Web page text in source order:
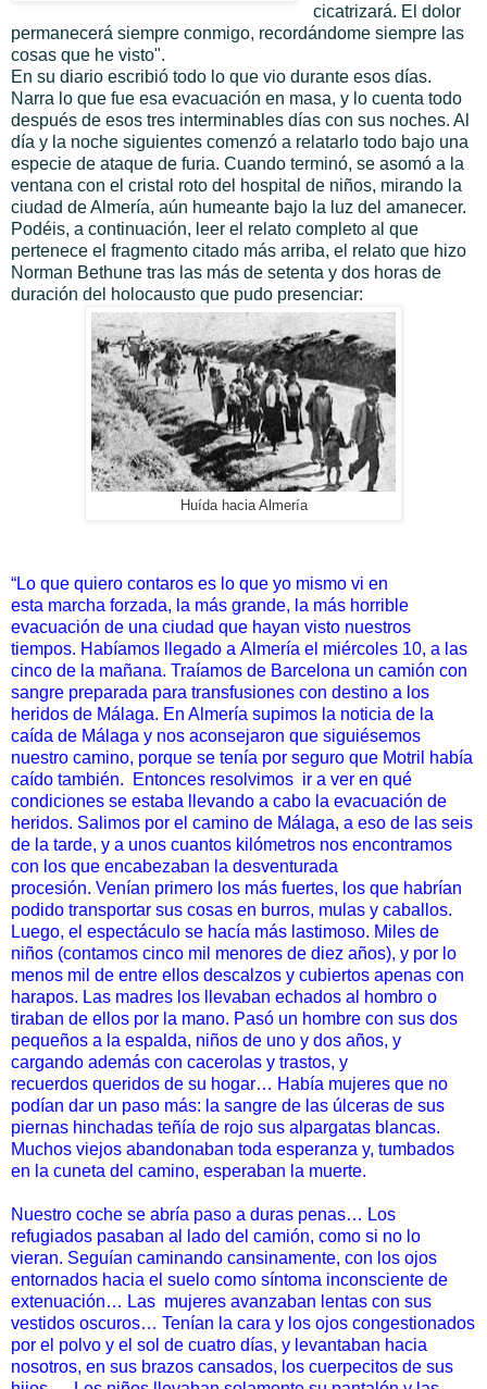
cicatrizará. El dolor
permanecerá siempre conmigo, recordándome siempre las
cosas que he visto".
En su diario escribió todo lo que vio durante esos días.
Narra lo que fue esa evacuación en masa, y lo cuenta todo
después de esos tres interminables días con sus noches. Al
día y la noche siguientes comenzó a relatarlo todo bajo una
especie de ataque de furia. Cuando terminó, se asomó a la
ventana con el cristal roto del hospital de niños, mirando la
ciudad de Almería, aún humeante bajo la luz del amanecer.
Podéis, a continuación, leer el relato completo al que
pertenece el fragmento citado más arriba, el relato que hizo
Norman Bethune tras las más de setenta y dos horas de
duración del holocausto que pudo presenciar:
Huída hacia Almería
“Lo que quiero contaros es lo que yo mismo vi en
esta marcha forzada, la más grande, la más horrible
evacuación de una ciudad que hayan visto nuestros
tiempos. Habíamos llegado a Almería el miércoles 10, a las
cinco de la mañana. Traíamos de Barcelona un camión con
sangre preparada para transfusiones con destino a los
heridos de Málaga. En Almería supimos la noticia de la
caída de Málaga y nos aconsejaron que siguiésemos
nuestro camino, porque se tenía por seguro que Motril había
caído también. Entonces resolvimos ir a ver en qué
condiciones se estaba llevando a cabo la evacuación de
heridos. Salimos por el camino de Málaga, a eso de las seis
de la tarde, y a unos cuantos kilómetros nos encontramos
con los que encabezaban la desventurada
procesión. Venían primero los más fuertes, los que habrían
podido transportar sus cosas en burros, mulas y caballos.
Luego, el espectáculo se hacía más lastimoso. Miles de
niños (contamos cinco mil menores de diez años), y por lo
menos mil de entre ellos descalzos y cubiertos apenas con
harapos. Las madres los
llevaban echados al hombro o
tiraban de ellos por la mano. Pasó un hombre con sus dos
pequeños a la espalda, niños de uno y dos años, y
cargando además con cacerolas y trastos, y
recuerdos queridos de su hogar… Había mujeres que no
podían dar un paso más: la sangre de las úlceras de sus
piernas hinchadas teñía de rojo sus alpargatas blancas.
Muchos viejos abandonaban toda esperanza y, tumbados
en la cuneta del camino, esperaban la muerte.
Nuestro coche se abría paso a duras penas… Los
refugiados pasaban al lado del camión, como si no lo
vieran. Seguían caminando cansinamente, con los ojos
entornados hacia el suelo como síntoma inconsciente de
extenuación… Las mujeres avanzaban lentas con sus
vestidos oscuros… Tenían la cara y los ojos congestionados
por el polvo y el sol de cuatro días, y levantaban hacia
nosotros, en sus brazos cansados, los cuerpecitos de sus